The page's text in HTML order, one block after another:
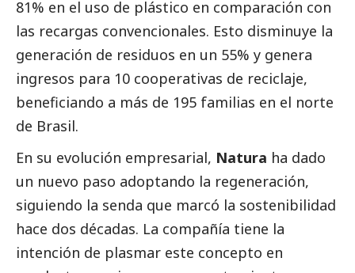
81% en el uso de plástico en comparación con
las recargas convencionales. Esto disminuye la
generación de residuos en un 55% y genera
ingresos para 10 cooperativas de reciclaje,
beneficiando a más de 195 familias en el norte
de Brasil.
En su evolución empresarial, Natura ha dado
un nuevo paso adoptando la regeneración,
siguiendo la senda que marcó la sostenibilidad
hace dos décadas. La compañía tiene la
intención de plasmar este concepto en